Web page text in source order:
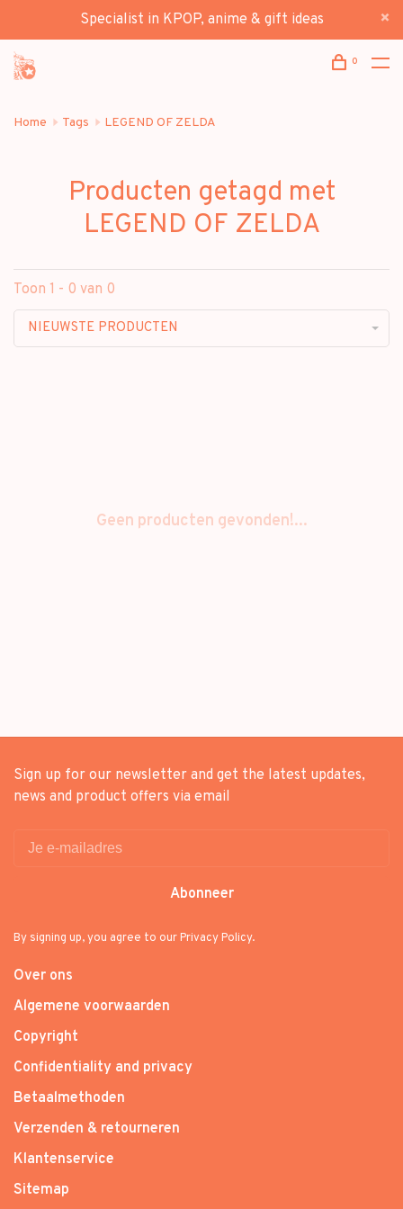
Specialist in KPOP, anime & gift ideas
0
Home Tags LEGEND OF ZELDA
Producten getagd met
LEGEND OF ZELDA
Toon 1 - 0 van 0
NIEUWSTE PRODUCTEN
Geen producten gevonden!...
Sign up for our newsletter and get the latest updates,
news and product offers via email
Abonneer
By signing up, you agree to our Privacy Policy.
Over ons
Algemene voorwaarden
Copyright
Confidentiality and privacy
Betaalmethoden
Verzenden & retourneren
Klantenservice
Sitemap